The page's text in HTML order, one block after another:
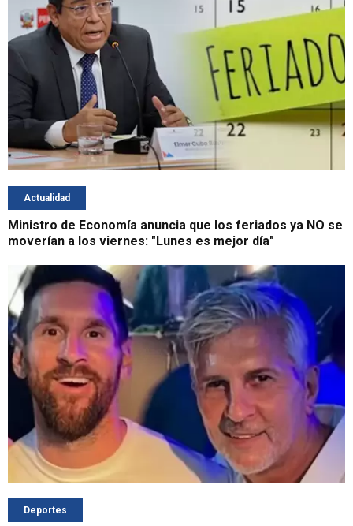
Actualidad
Ministro de Economía anuncia que los feriados ya NO se
moverían a los viernes: "Lunes es mejor día"
Deportes